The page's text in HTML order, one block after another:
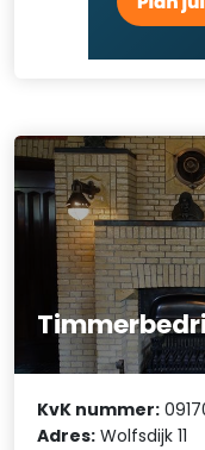
KvK nummer:
Adres: Wolfsdijk 11